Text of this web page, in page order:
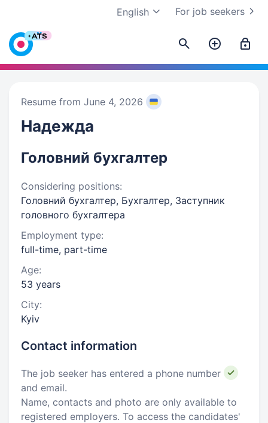
For job seekers
English
Resume from June 4, 2026
Надежда
Головний бухгалтер
Considering positions:
Головний бухгалтер, Бухгалтер, Заступник
головного бухгалтера
Employment type:
full-time, part-time
Age:
53 years
City:
Kyiv
Contact information
The job seeker has entered a phone number
and email.
Name, contacts and photo are only available to
registered employers. To access the candidates'